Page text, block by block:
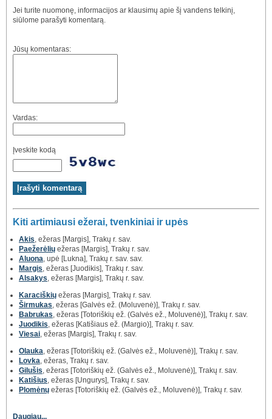
Jei turite nuomonę, informacijos ar klausimų apie šį vandens telkinį,
siūlome parašyti komentarą.
Jūsų komentaras:
Vardas:
Įveskite kodą
Kiti artimiausi ežerai, tvenkiniai ir upės
Akis, ežeras [Margis], Trakų r. sav.
Paežerėlių ežeras [Margis], Trakų r. sav.
Aluona, upė [Lukna], Trakų r. sav. sav.
Margis, ežeras [Juodikis], Trakų r. sav.
Alsakys, ežeras [Margis], Trakų r. sav.
Karaciškių ežeras [Margis], Trakų r. sav.
Širmukas, ežeras [Galvės ež. (Moluvenė)], Trakų r. sav.
Babrukas, ežeras [Totoriškių ež. (Galvės ež., Moluvenė)], Trakų r. sav.
Juodikis, ežeras [Katišiaus ež. (Margio)], Trakų r. sav.
Viesai, ežeras [Margis], Trakų r. sav.
Olauka, ežeras [Totoriškių ež. (Galvės ež., Moluvenė)], Trakų r. sav.
Lovka, ežeras, Trakų r. sav.
Gilušis, ežeras [Totoriškių ež. (Galvės ež., Moluvenė)], Trakų r. sav.
Katišius, ežeras [Ungurys], Trakų r. sav.
Plomėnų ežeras [Totoriškių ež. (Galvės ež., Moluvenė)], Trakų r. sav.
Daugiau...